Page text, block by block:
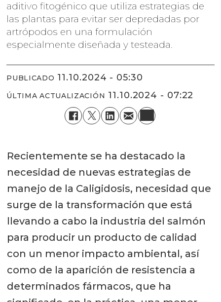
aditivo fitogénico que utiliza estrategias de
las plantas para evitar ser depredadas por
artrópodos en una formulación
especialmente diseñada y testeada.
PUBLICADO 11.10.2024 - 05:30
ÚLTIMA ACTUALIZACIÓN 11.10.2024 - 07:22
Recientemente se ha destacado la
necesidad de nuevas estrategias de
manejo de la Caligidosis, necesidad que
surge de la transformación que está
llevando a cabo la industria del salmón
para producir un producto de calidad
con un menor impacto ambiental, así
como de la aparición de resistencia a
determinados fármacos, que ha